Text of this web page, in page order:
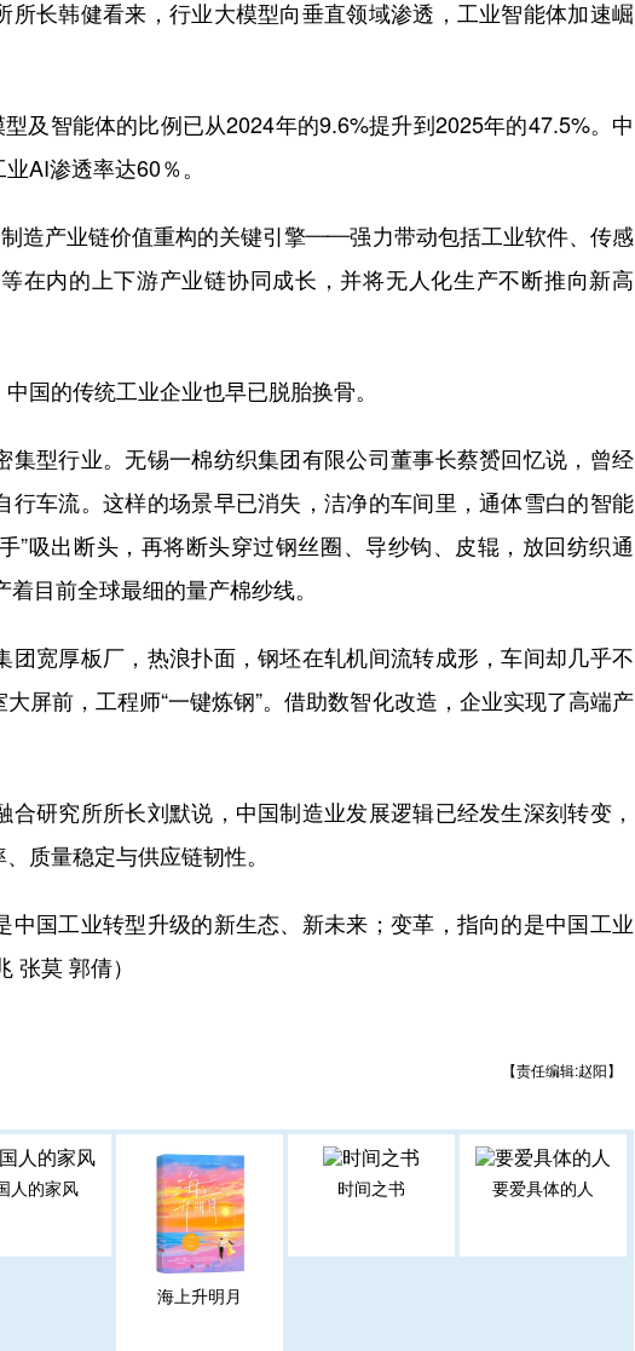
长韩健看来，行业大模型向垂直领域渗透，工业智能体加速崛
智能体的比例已从2024年的9.6%提升到2025年的47.5%。中
AI渗透率达60％。
造产业链价值重构的关键引擎——强力带动包括工业软件、传感
在内的上下游产业链协同成长，并将无人化生产不断推向新高
的传统工业企业也早已脱胎换骨。
型行业。无锡一棉纺织集团有限公司董事长蔡赟回忆说，曾经
行车流。这样的场景早已消失，洁净的车间里，通体雪白的智能
”吸出断头，再将断头穿过钢丝圈、导纱钩、皮辊，放回纺织通
目前全球最细的量产棉纱线。
宽厚板厂，热浪扑面，钢坯在轧机间流转成形，车间却几乎不
屏前，工程师“一键炼钢”。借助数智化改造，企业实现了高端产
究所所长刘默说，中国制造业发展逻辑已经发生深刻转变，
质量稳定与供应链韧性。
国工业转型升级的新生态、新未来；变革，指向的是中国工业
张莫 郭倩）
【责任编辑:赵阳】
人的家风
海上升明月
时间之书 要爱具体的人